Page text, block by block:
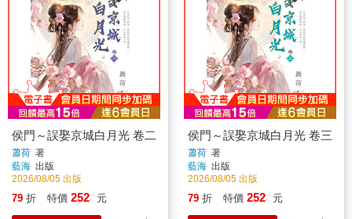
侯門～誤娶京城白月光 卷二
蕭荷 著
藍海 出版
2026/08/05 出版
79 折 特價 252 元
侯門～誤娶京城白月光 卷三
蕭荷 著
藍海 出版
2026/08/05 出版
79 折 特價 252 元